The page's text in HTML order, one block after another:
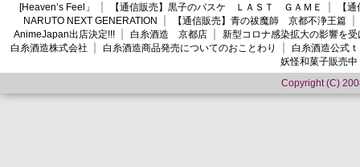
[Heaven’s Feel」
【通信販売】黒子のバスケ ＬＡＳＴ ＧＡＭＥ
【
NARUTO NEXT GENERATION
【通信販売】青の祓魔師 京都不浄王篇
AnimeJapan出店決定!!!
白糸酒造 京都店
新型コロナ感染拡大の影響を
白糸酒造株式会社
白糸酒造商品発売についてのおことわり
白糸酒造公式
妖怪和菓子販売中
Copyright (C)